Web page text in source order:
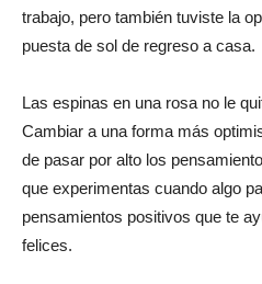
trabajo, pero también tuviste la
puesta de sol de regreso a casa.
Las espinas en una rosa no le
Cambiar a una forma más
de pasar por alto los
que experimentas cuando algo
pensamientos positivos que te
felices.